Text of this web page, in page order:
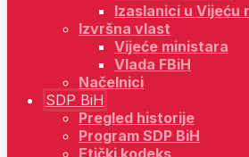
Izaslanici u Vijeću
Izvršna vlast
Vijeće ministara
Vlada FBiH
Načelnici
SDP BiH
Pregled historije
Program SDP BiH
Etički kodeks